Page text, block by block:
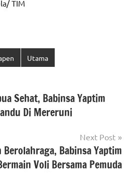
TIM
Utama
Sehat, Babinsa Yaptim
Di Mereruni
Next Post
Babinsa Yaptim
Voli Bersama Pemuda